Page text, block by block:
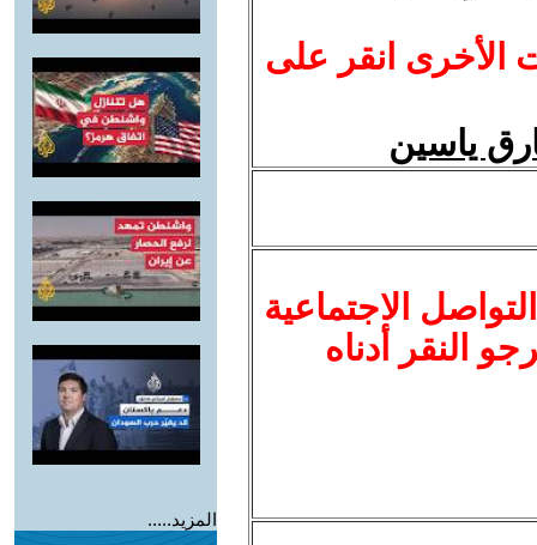
الأخرى انقر على
ياسين
الاجتماعية
النقر أدناه
المزيد.....